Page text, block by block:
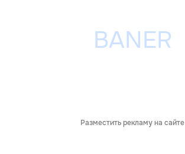
Разместить рекламу на сайте